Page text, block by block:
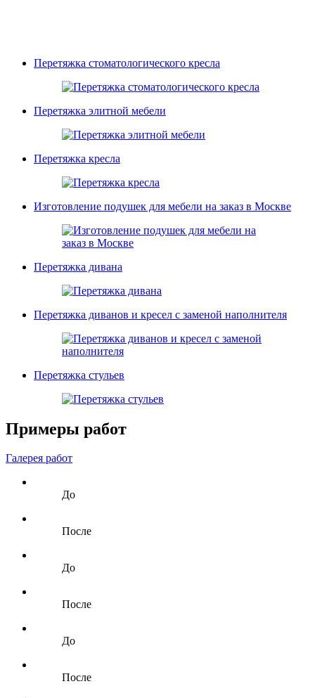
Перетяжка стоматологического кресла
Перетяжка элитной мебели
Перетяжка кресла
Изготовление подушек для мебели на заказ в Москве
Перетяжка дивана
Перетяжка диванов и кресел с заменой наполнителя
Перетяжка стульев
Примеры работ
Галерея работ
До
После
До
После
До
После